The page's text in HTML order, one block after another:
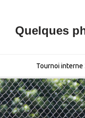
Quelques
Tournoi interne